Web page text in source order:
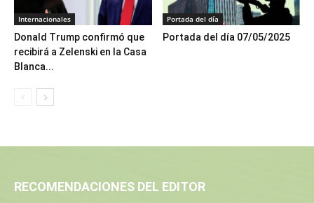
Internacionales
Donald Trump confirmó que
recibirá a Zelenski en la Casa
Blanca...
Portada del día
Portada del día 07/05/2025
RECOMENDACIONES DEL EDITOR